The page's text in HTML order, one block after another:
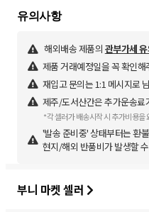
유의사항
해외배송 제품의 관부가세
제품 거래예정일을 꼭 확인해
재입고 문의는 1:1 메시지로
제주/도서산간은 추가운송료
*각 셀러가 배송시작 시 추가비용을
'발송 준비중' 상태부터는 환
현지/해외 반품비가 발생할
부니 마켓 셀러